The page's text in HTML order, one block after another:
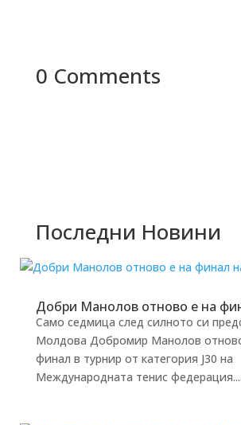
0 Comments
Последни Новини
Добри Манолов отново е на
Само седмица след силното си
Молдова Добромир Манолов
финал в турнир от категория J30 на
Международната тенис федерация....